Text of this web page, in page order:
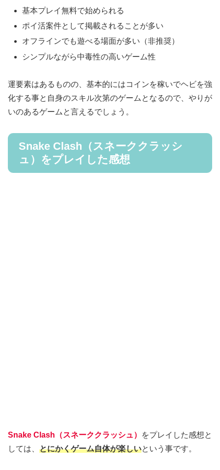
基本プレイ無料で始められる
ポイ活案件として掲載されることが多い
オフラインでも遊べる場面が多い（非推奨）
シンプルながら中毒性の高いゲーム性
運要素はあるものの、基本的にはコインを稼いでヘビを強
化する事と自身のスキル次第のゲームとなるので、やりが
いのあるゲームと言えるでしょう。
Snake Clash（スネーククラッシ
ュ）をプレイした感想
Snake Clash（スネーククラッシュ）
をプレイした感想と
しては、 とにかくゲーム自体が楽しいという事です。